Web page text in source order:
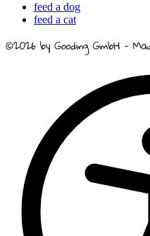
feed a dog
feed a cat